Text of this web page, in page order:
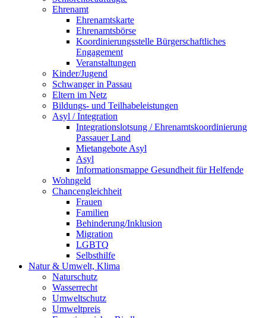
Ehrenamt
Ehrenamtskarte
Ehrenamtsbörse
Koordinierungsstelle Bürgerschaftliches
Engagement
Veranstaltungen
Kinder/Jugend
Schwanger in Passau
Eltern im Netz
Bildungs- und Teilhabeleistungen
Asyl / Integration
Integrationslotsung / Ehrenamtskoordinierung
Passauer Land
Mietangebote Asyl
Asyl
Informationsmappe Gesundheit für Helfende
Wohngeld
Chancengleichheit
Frauen
Familien
Behinderung/Inklusion
Migration
LGBTQ
Selbsthilfe
Natur & Umwelt, Klima
Naturschutz
Wasserrecht
Umweltschutz
Umweltpreis